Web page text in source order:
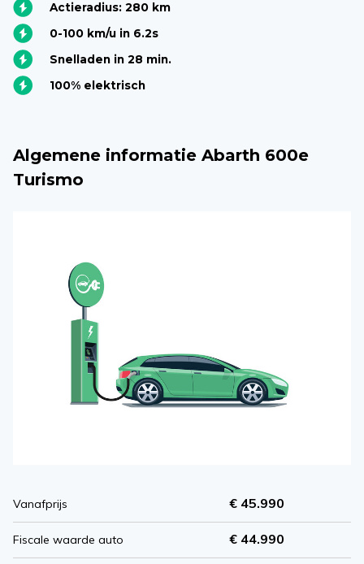
Actieradius: 280 km
0-100 km/u in 6.2s
Snelladen in 28 min.
100% elektrisch
Algemene informatie Abarth 600e
Turismo
Vanafprijs € 45.990
Fiscale waarde auto € 44.990